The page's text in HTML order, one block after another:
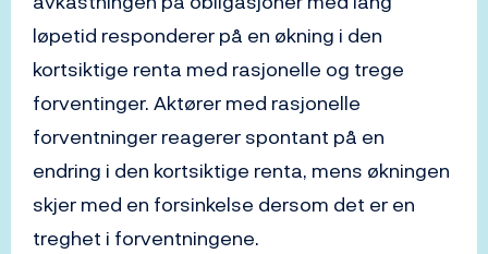
løpetid responderer på en økning i den
kortsiktige renta med rasjonelle og trege
forventinger. Aktører med rasjonelle
forventninger reagerer spontant på en
endring i den kortsiktige renta, mens økningen
skjer med en forsinkelse dersom det er en
treghet i forventningene.